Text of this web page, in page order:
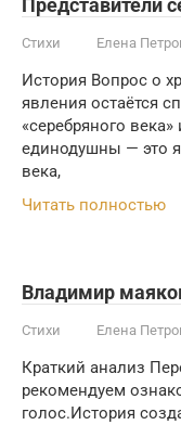
Представители
Стихи Елена
История Вопрос о
явления остаётся
«серебряного
единодушны — это
века,
Читать полностью
Владимир
Стихи Елена
Краткий анализ
рекомендуем
голос.История